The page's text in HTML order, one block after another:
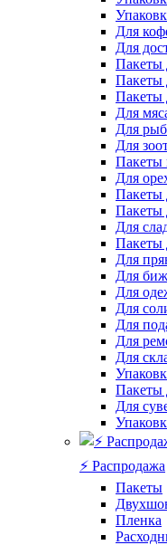
Для
Для
Пакеты
Пакеты
Пакеты
Для
Для
Для
Пакеты
Для
Пакеты
Пакеты
Для
Пакеты
Для
Для
Для
Для
Для
Для
Для
Пакеты
Для
⚡️ Распродажа
Пакеты
Пленка